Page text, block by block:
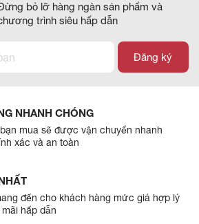
bỏ lỡ hàng ngàn sản phẩm và
trình siêu hấp dẫn
Đăng ký
NHANH CHÓNG
mua sẽ được vận chuyển nhanh
xác và an toàn
đến cho khách hàng mức giá hợp lý
hấp dẫn